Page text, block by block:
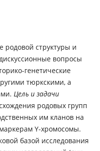
родовой структуры и
вопросы
генетические
тюркскими, а
Цель и задачи
родовых групп
им кланов на
Y-хромосомы.
базой исследования